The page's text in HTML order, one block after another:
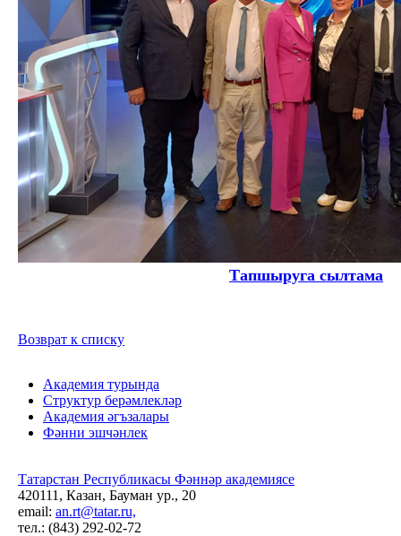
Тапшыруга сылтама
Возврат к списку
Академия турында
Структур берәмлекләр
Академия әгъзалары
Фәнни эшчәнлек
Татарстан Республикасы Фәннәр академиясе
420111, Казан, Бауман ур., 20
email: an.rt@tatar.ru,
тел.: (843) 292-02-72